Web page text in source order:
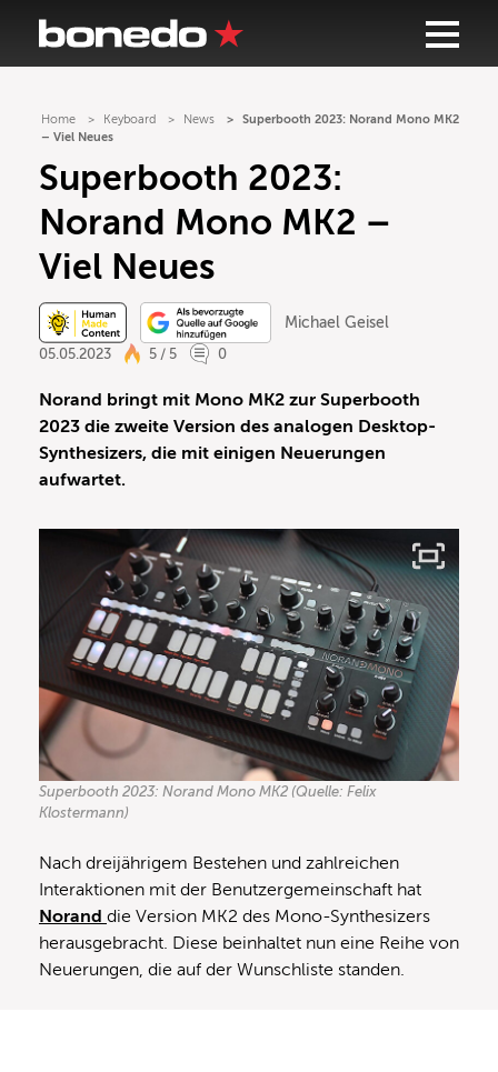
Home Keyboard News
Superbooth 2023: Norand Mono MK2
– Viel Neues
Superbooth 2023:
Norand Mono MK2 –
Viel Neues
Michael Geisel
05.05.2023
5 / 5 0
Norand bringt mit Mono MK2 zur Superbooth
2023 die zweite Version des analogen Desktop-
Synthesizers, die mit einigen Neuerungen
aufwartet.
Superbooth 2023: Norand Mono MK2 (Quelle: Felix
Klostermann)
Nach dreijährigem Bestehen und zahlreichen
Interaktionen mit der Benutzergemeinschaft hat
Norand die Version MK2 des Mono-Synthesizers
herausgebracht. Diese beinhaltet nun eine Reihe von
Neuerungen, die auf der Wunschliste standen.